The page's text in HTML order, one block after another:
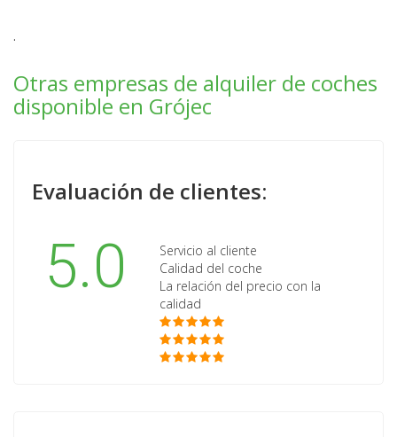
.
Otras empresas de alquiler de coches
disponible en Grójec
Evaluación de clientes:
5.0
Servicio al cliente
Calidad del coche
La relación del precio con la
calidad